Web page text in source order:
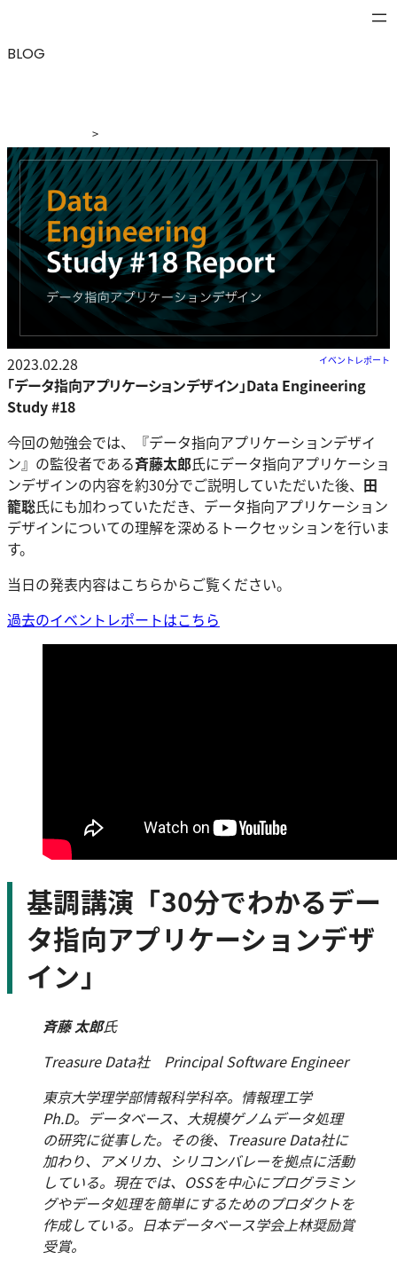
BLOG
>
ブログ>「データ指向アプリケーションデザイン」Data
Engineering Study #18
2023.02.28 イベントレポート
「データ指向アプリケーションデザイン」Data Engineering
Study #18
今回の勉強会では、『データ指向アプリケーションデザイ
ン』の監役者である斉藤太郎氏にデータ指向アプリケーショ
ンデザインの内容を約30分でご説明していただいた後、 田
籠聡氏にも加わっていただき、データ指向アプリケーション
デザインについての理解を深めるトークセッションを行いま
す。
当日の発表内容はこちらからご覧ください。
過去のイベントレポートはこちら
基調講演「30分でわかるデー
タ指向アプリケーションデザ
イン」
斉藤 太郎氏
Treasure Data社 Principal Software Engineer
東京大学理学部情報科学科卒。情報理工学
Ph.D。データベース、大規模ゲノムデータ処理
の研究に従事した。その後、Treasure Data社に
加わり、アメリカ、シリコンバレーを拠点に活動
している。現在では、OSSを中心にプログラミン
グやデータ処理を簡単にするためのプロダクトを
作成している。日本データベース学会上林奨励賞
受賞。